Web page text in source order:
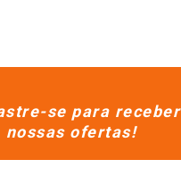
se para receber
nossas ofertas!